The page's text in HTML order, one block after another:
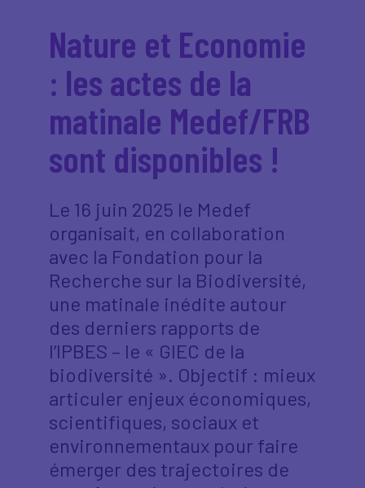
Nature et Economie
: les actes de la
matinale Medef/FRB
sont disponibles !
Le 16 juin 2025 le Medef
organisait, en collaboration
avec la Fondation pour la
Recherche sur la Biodiversité,
une matinale inédite autour
des derniers rapports de
l’IPBES – le « GIEC de la
biodiversité ». Objectif : mieux
articuler enjeux économiques,
scientifiques, sociaux et
environnementaux pour faire
émerger des trajectoires de